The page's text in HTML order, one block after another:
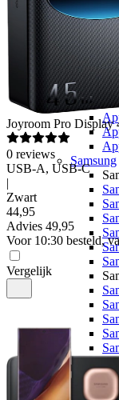
Samsung
Joyroom Pro Display
0 reviews
USB-A, USB-C
|
Zwart
44,95
Advies 49,95
Voor 10:30 besteld,
Vergelijk